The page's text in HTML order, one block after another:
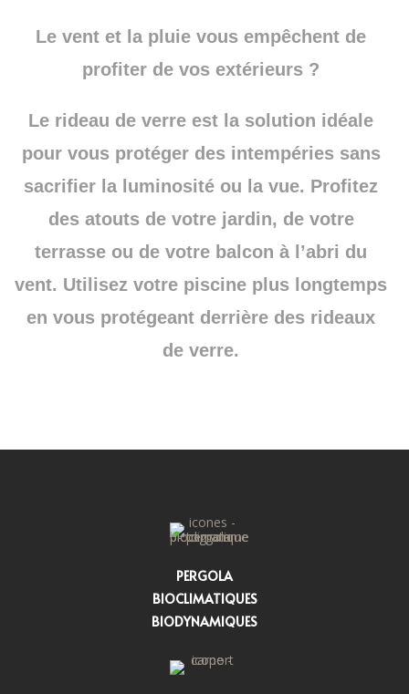
Le vent et la pluie vous empêchent de
profiter de vos extérieurs ?
Le rideau de verre est la solution idéale
pour vous protéger des intempéries sans
sacrifier la luminosité ou la vue. Profitez
des atouts de votre jardin, de votre
terrasse ou de votre balcon à l’abri du
vent. Utilisez votre piscine plus longtemps
en vous protégeant derrière des rideaux
de verre.
PERGOLA
BIOCLIMATIQUES
BIODYNAMIQUES